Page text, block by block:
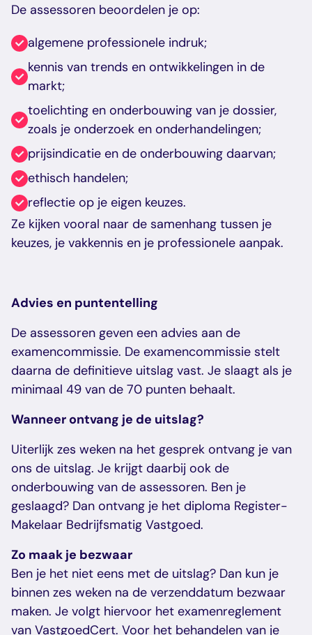
De assessoren beoordelen je op:
algemene professionele indruk;
kennis van trends en ontwikkelingen in de
markt;
toelichting en onderbouwing van je dossier,
zoals je onderzoek en onderhandelingen;
prijsindicatie en de onderbouwing daarvan;
ethisch handelen;
reflectie op je eigen keuzes.
Ze kijken vooral naar de samenhang tussen je
keuzes, je vakkennis en je professionele aanpak.
Advies en puntentelling
De assessoren geven een advies aan de
examencommissie. De examencommissie stelt
daarna de definitieve uitslag vast. Je slaagt als je
minimaal 49 van de 70 punten behaalt.
Wanneer ontvang je de uitslag?
Uiterlijk zes weken na het gesprek ontvang je van
ons de uitslag. Je krijgt daarbij ook de
onderbouwing van de assessoren. Ben je
geslaagd? Dan ontvang je het diploma Register-
Makelaar Bedrijfsmatig Vastgoed.
Zo maak je bezwaar
Ben je het niet eens met de uitslag? Dan kun je
binnen zes weken na de verzenddatum bezwaar
maken. Je volgt hiervoor het examenreglement
van VastgoedCert. Voor het behandelen van je